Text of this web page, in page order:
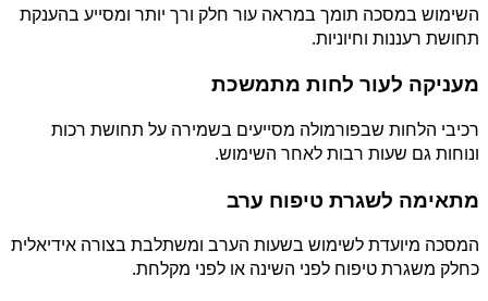
השימוש במסכה תומך במראה עור חלק ורך יותר ומסייע בהענקת
תחושת רעננות וחיוניות.
מעניקה לעור לחות מתמשכת
רכיבי הלחות שבפורמולה מסייעים בשמירה על תחושת רכות
ונוחות גם שעות רבות לאחר השימוש.
מתאימה לשגרת טיפוח ערב
המסכה מיועדת לשימוש בשעות הערב ומשתלבת בצורה אידיאלית
כחלק משגרת טיפוח לפני השינה או לפני מקלחת.